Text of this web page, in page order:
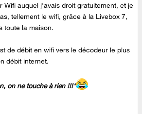
Wifi auquel j'avais droit gratuitement, et je
tellement le wifi, grâce à la Livebox 7,
toute la maison.
de débit en wifi vers le décodeur le plus
débit internet.
on ne touche à rien !!!"